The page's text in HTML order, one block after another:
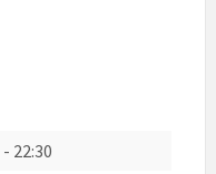
- 22:30